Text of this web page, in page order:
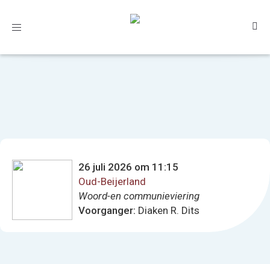
Toggle
26 juli 2026 om 11:15
Oud-Beijerland
Woord-en communieviering
Voorganger: Diaken R. Dits